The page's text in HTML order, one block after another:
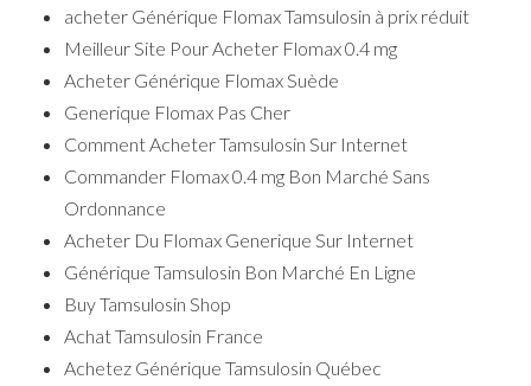
acheter Générique Flomax Tamsulosin à prix réduit
Meilleur Site Pour Acheter Flomax 0.4 mg
Acheter Générique Flomax Suède
Generique Flomax Pas Cher
Comment Acheter Tamsulosin Sur Internet
Commander Flomax 0.4 mg Bon Marché Sans
Ordonnance
Acheter Du Flomax Generique Sur Internet
Générique Tamsulosin Bon Marché En Ligne
Buy Tamsulosin Shop
Achat Tamsulosin France
Achetez Générique Tamsulosin Québec